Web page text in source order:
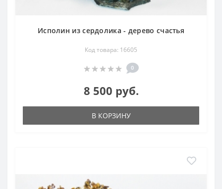
Исполин из сердолика - дерево счастья
Код товара: 16605
0
8 500 руб.
В КОРЗИНУ